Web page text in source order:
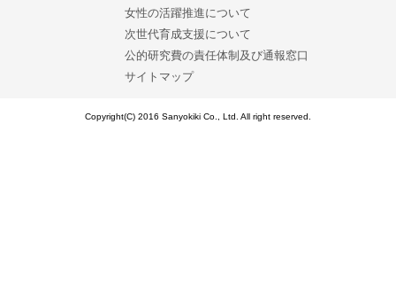
女性の活躍推進について
次世代育成支援について
公的研究費の責任体制及び通報窓口
サイトマップ
Copyright(C) 2016 Sanyokiki Co., Ltd. All right reserved.